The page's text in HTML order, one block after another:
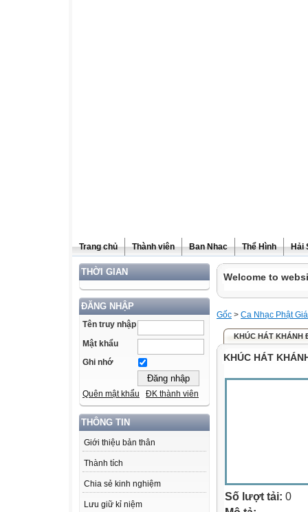
Trang chủ Thành viên Ban Nhac Thể Hình Hải
THỜI GIAN
ĐĂNG NHẬP
Tên truy nhập
Mật khẩu
Ghi nhớ
Quên mật khẩu ĐK thành viên
THÔNG TIN
Giới thiệu bản thân
Thành tích
Chia sẻ kinh nghiệm
Lưu giữ kỉ niệm
Welcome to
Gốc > Ca Nhạc Phật
KHÚC HÁT KHÁNH
KHÚC HÁT
Số lượt tải: 0